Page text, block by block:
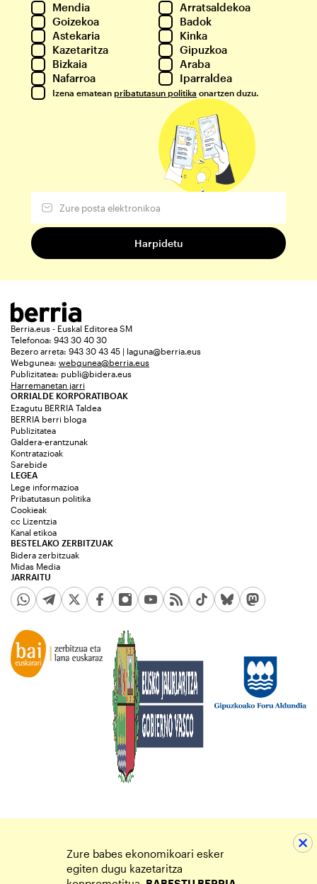
Mendia
Arratsaldekoa
Goizekoa
Badok
Astekaria
Kinka
Kazetaritza
Gipuzkoa
Bizkaia
Araba
Nafarroa
Iparraldea
Izena ematean pribatutasun politika onartzen duzu.
Berria.eus - Euskal Editorea SM
Telefonoa: 943 30 40 30
Bezero arreta: 943 30 43 45 | laguna@berria.eus
Webgunea: webgunea@berria.eus
Publizitatea: publi@bidera.eus
Harremanetan jarri
ORRIALDE KORPORATIBOAK
Ezagutu BERRIA Taldea
BERRIA berri bloga
Publizitatea
Galdera-erantzunak
Kontratazioak
Sarebide
JARRAITU
LEGEA
Lege informazioa
Pribatutasun politika
Cookieak
cc Lizentzia
Kanal etikoa
BESTELAKO ZERBITZUAK
Bidera zerbitzuak
Midas Media
Zure babes ekonomikoari esker
egiten dugu kazetaritza